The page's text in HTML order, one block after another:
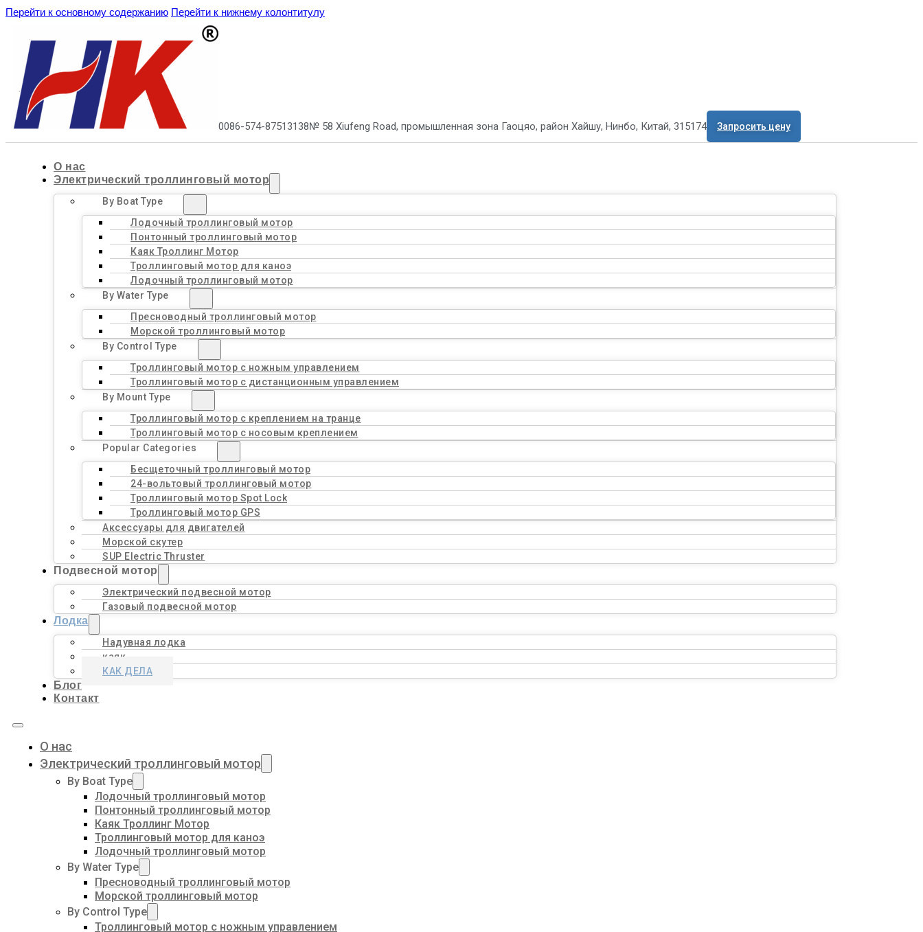
Перейти к основному содержанию Перейти к нижнему колонтитулу
0086-574-87513138№ 58 Xiufeng Road, промышленная зона Гаоцяо, район Хайшу, Нинбо, Китай, 315174 Запросить цену
О нас
Электрический троллинговый мотор
By Boat Type
Лодочный троллинговый мотор
Понтонный троллинговый мотор
Каяк Троллинг Мотор
Троллинговый мотор для каноэ
Лодочный троллинговый мотор
By Water Type
Пресноводный троллинговый мотор
Морской троллинговый мотор
By Control Type
Троллинговый мотор с ножным управлением
Троллинговый мотор с дистанционным управлением
By Mount Type
Троллинговый мотор с креплением на транце
Троллинговый мотор с носовым креплением
Popular Categories
Бесщеточный троллинговый мотор
24-вольтовый троллинговый мотор
Троллинговый мотор Spot Lock
Троллинговый мотор GPS
Аксессуары для двигателей
Морской скутер
SUP Electric Thruster
Подвесной мотор
Электрический подвесной мотор
Газовый подвесной мотор
Лодка
Надувная лодка
каяк
КАК ДЕЛА
Блог
Контакт
О нас
Электрический троллинговый мотор
By Boat Type
Лодочный троллинговый мотор
Понтонный троллинговый мотор
Каяк Троллинг Мотор
Троллинговый мотор для каноэ
Лодочный троллинговый мотор
By Water Type
Пресноводный троллинговый мотор
Морской троллинговый мотор
By Control Type
Троллинговый мотор с ножным управлением